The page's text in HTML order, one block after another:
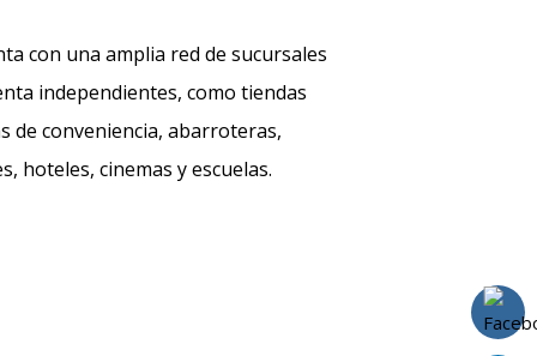
con una amplia red de sucursales
independientes, como tiendas
de conveniencia, abarroteras,
hoteles, cinemas y escuelas.